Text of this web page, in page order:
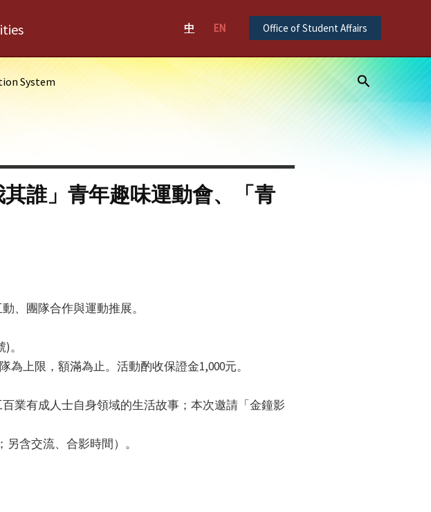
中 EN Office of Student Affairs
System Search
誰」青年趣味運動會、「青
、團隊合作與運動推展。
。
上限，額滿為止。活動酌收保證金1,000元。
業有成人士自身領域的生活故事；本次邀請「金鐘影
含交流、合影時間）。